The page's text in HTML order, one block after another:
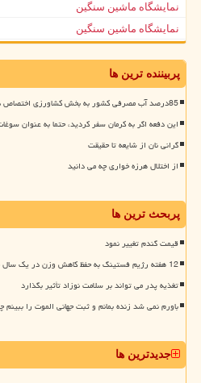
نمایشگاه ماشین سنگین
نمایشگاه ماشین سنگین
پربیننده ترین ها
85درصد آب مصرفی کشور به بخش کشاورزی اختصاص دارد، آن هم با قیمت خیلی پایین
این دفعه اگر به کرمان سفر کردید، حتما به عنوان
گرانی نان از شایعه تا حقیقت
از اختلال هرزه خواری چه می دانید
پربحث ترین ها
قیمت گندم تغییر نمود
12 هفته رژیم فستینگ به حفظ کاهش وزن در یک سال بعد کمک نماید
تغذیه پدر می تواند بر سلامت نوزاد تأثیر بگذارد
باورم نمی شد زنده بمانم و ثبت جهانی الموت را ببینم
جدیدترین ها